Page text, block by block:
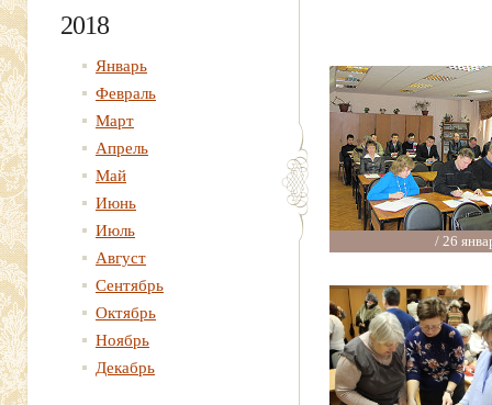
2018
Январь
Февраль
Март
Апрель
Май
Июнь
Июль
Август
Сентябрь
Октябрь
Ноябрь
Декабрь
/ 26